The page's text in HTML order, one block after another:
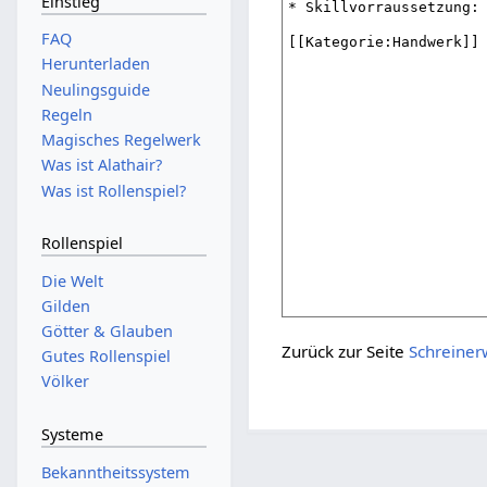
Zurück zur Seite
FAQ
Herunterladen
Neulingsguide
Regeln
Magisches Regelwerk
Was ist Alathair?
Was ist Rollenspiel?
Rollenspiel
Die Welt
Gilden
Götter & Glauben
Gutes Rollenspiel
Völker
Systeme
Bekanntheitssystem